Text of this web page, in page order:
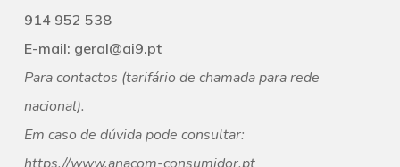
‭914 952 538‬
E-mail: geral@ai9.pt
Para contactos (tarifário de chamada para rede
nacional).
Em caso de dúvida pode consultar: